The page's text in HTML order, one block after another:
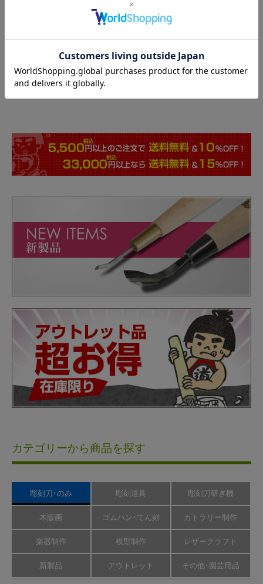
カテゴリーから商品を探す
彫刻刀･のみ 彫刻道具 彫刻刀研ぎ機
木版画 ゴムハン･てん刻 カトラリー制作
楽器制作 模型制作 レザークラフト
新製品 アウトレット その他･園芸用品